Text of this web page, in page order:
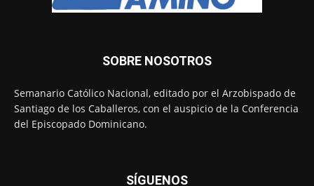
SOBRE NOSOTROS
Semanario Católico Nacional, editado por el Arzobispado de
Santiago de los Caballeros, con el auspicio de la Conferencia
del Episcopado Dominicano.
SÍGUENOS